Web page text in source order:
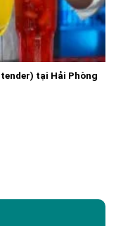
tại Hải Phòng